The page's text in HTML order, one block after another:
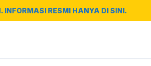
RESMI HANYA DI SINI.